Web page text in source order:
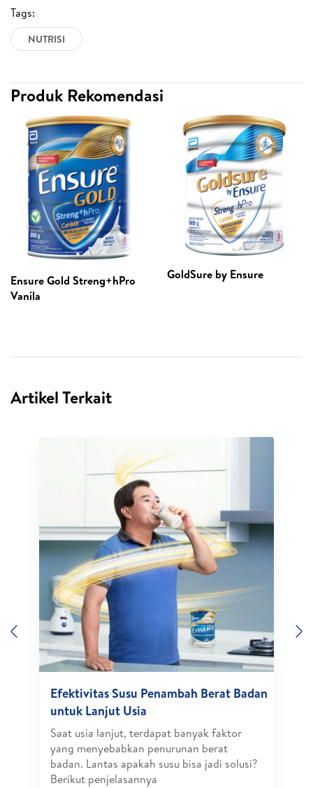
Tags:
NUTRISI
Produk Rekomendasi
Ensure Gold Streng+hPro
Vanila
GoldSure by Ensure
Artikel Terkait
Previous
Efektivitas Susu Penambah Berat Badan
untuk Lanjut Usia
Saat usia lanjut, terdapat banyak faktor
yang menyebabkan penurunan berat
badan. Lantas apakah susu bisa jadi solusi?
Berikut penjelasannya